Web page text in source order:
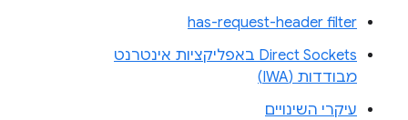
has-request-header filter
Direct Sockets באפליקציות אינטרנט
מבודדות (IWA)
עיקרי השינויים